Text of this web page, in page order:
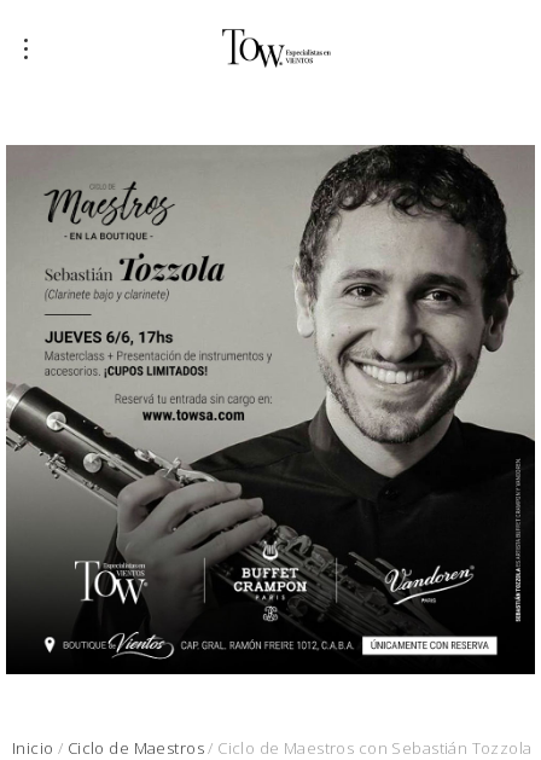
Inicio / Ciclo de Maestros/ Ciclo de Maestros con Sebastián Tozzola